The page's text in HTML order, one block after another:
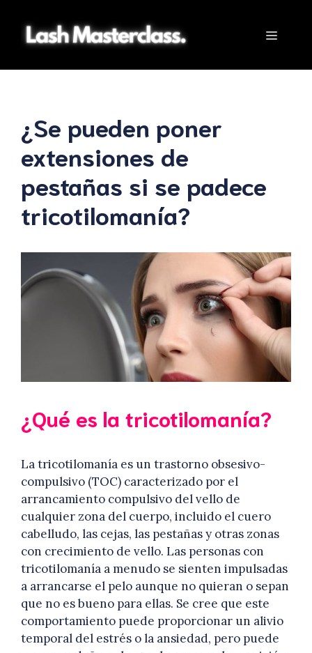
contenido
Menú
¿Se pueden poner
extensiones de
pestañas si se padece
tricotilomanía?
¿Qué es la tricotilomanía?
La tricotilomanía es un trastorno obsesivo-
compulsivo (TOC) caracterizado por el
arrancamiento compulsivo del vello de
cualquier zona del cuerpo, incluido el cuero
cabelludo, las cejas, las pestañas y otras zonas
con crecimiento de vello. Las personas con
tricotilomanía a menudo se sienten impulsadas
a arrancarse el pelo aunque no quieran o sepan
que no es bueno para ellas. Se cree que este
comportamiento puede proporcionar un alivio
temporal del estrés o la ansiedad, pero puede